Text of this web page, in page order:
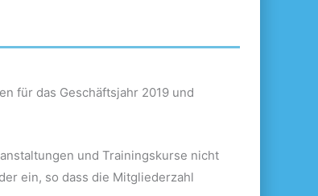
für das Geschäftsjahr 2019 und
und Trainingskurse nicht
ein, so dass die Mitgliederzahl